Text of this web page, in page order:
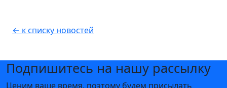
← к списку новостей
Подпишитесь на нашу рассылку
Ценим ваше время, поэтому будем присылать